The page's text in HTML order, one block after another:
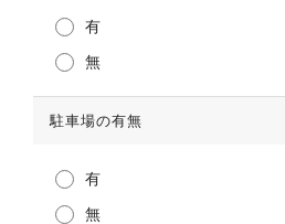
有
無
駐車場の有無
有
無